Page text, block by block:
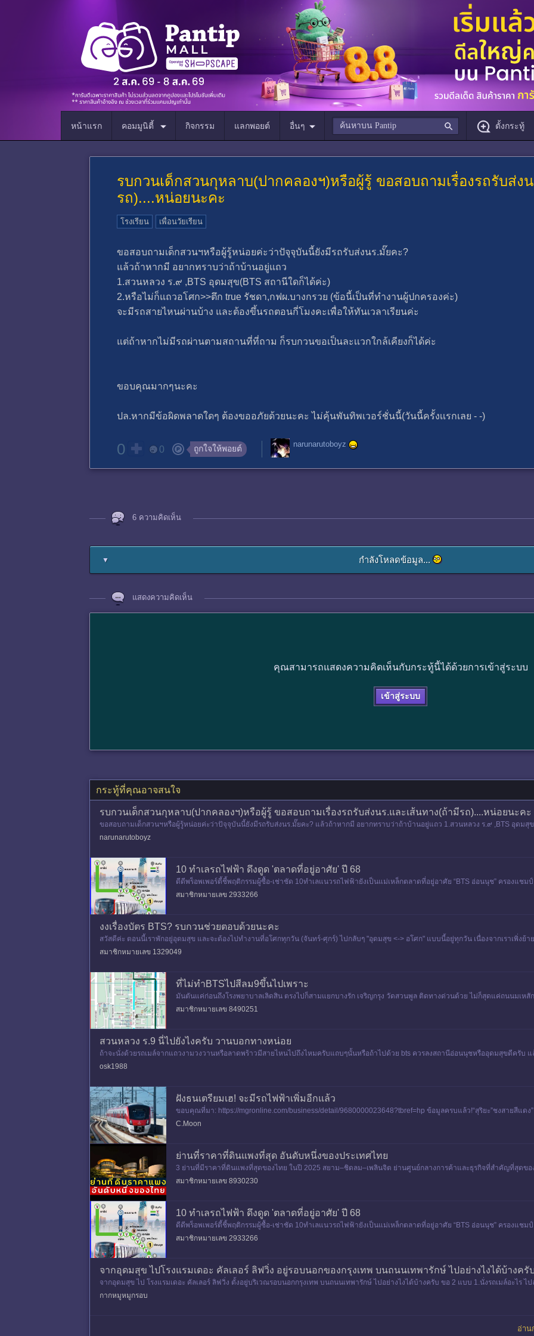
หน้าแรก คอมมูนิตี้ กิจกรรม แลกพอยต์ อื่นๆ ตั้งกระทู้
รบกวนเด็กสวนกุหลาบ(ปากคลองฯ)หรือผู้รู้ ขอสอบถามเรื่องรถรับส่ง
รถ)....หน่อยนะคะ
โรงเรียน เพื่อนวัยเรียน
ขอสอบถามเด็กสวนฯหรือผู้รู้หน่อยค่ะว่าปัจุจุบันนี้ยังมีรถรับส่งนร.มั๊ยคะ?
แล้วถ้าหากมี อยากทราบว่าถ้าบ้านอยู่แถว
1.สวนหลวง ร.๙ ,BTS อุดมสุข(BTS สถานีใดก็ได้ค่ะ)
2.หรือไม่ก็แถวอโศก>>ตึก true รัชดา,กฟผ.บางกรวย (ข้อนี้เป็นที่ทำงานผู้ปกครองค่ะ)
จะมีรถสายไหนผ่านบ้าง และต้องขึ้นรถตอนกี่โมงคะเพื่อให้ทันเวลาเรียนค่ะ
แต่ถ้าหากไม่มีรถผ่านตามสถานที่ที่ถาม ก็รบกวนขอเป็นละเเวกใกล้เคียงก็ได้ค่ะ
ขอบคุณมากๆนะคะ
ปล.หากมีข้อผิดพลาดใดๆ ต้องขออภัยด้วยนะคะ ไม่คุ้นพันทิพเวอร์ชั่นนี้(วันนี้ครั้งเเรกเลย - -)
0 0 ถูกใจให้พอยต์ narunarutoboyz
6 ความคิดเห็น
▼ กำลังโหลดข้อมูล...
แสดงความคิดเห็น
คุณสามารถแสดงความคิดเห็นกับกระทู้นี้ได้ด้วยการเข้าสู่ระบบ
เข้าสู่ระบบ
กระทู้ที่คุณอาจสนใจ
รบกวนเด็กสวนกุหลาบ(ปากคลองฯ)หรือผู้รู้ ขอสอบถามเรื่องรถรับส่งนร.และเส้นทาง(ถ้ามีรถ)....หน่อยนะคะ
ขอสอบถามเด็กสวนฯหรือผู้รู้หน่อยค่ะว่าปัจุจุบันนี้ยังมีรถรับส่งนร.มั๊ยคะ? แล้วถ้าหากมี อยากทราบว่าถ้าบ้านอยู่แถว 1.สวนหลวง ร.๙ ,BTS อุดมสุ
ชด
narunarutoboyz
10 ทำเลรถไฟฟ้า ดึงดูด 'ตลาดที่อยู่อาศัย' ปี 68
ดีดีพร็อพเพอร์ตี้ชี้พฤติกรรมผู้ซื้อ-เช่าชัด 10ทำเลแนวรถไฟฟ้ายังเป็นแม่เหล็กตลาดที่อยู่อาศัย “BTS อ่อนนุช” ครองแช
ดับ 1 ของทำเลแนวรถไ
สมาชิกหมายเลข 2933266
งงเรื่องบัตร BTS? รบกวนช่วยตอบด้วยนะคะ
สวัสดีค่ะ ตอนนี้เราพักอยู่อุดมสุข และจะต้องไปทำงานที่อโศกทุกวัน (จันทร์-ศุกร์) ไปกลับๆ "อุดมสุข <-> อโศก" แบบนี้อยู่ทุกวัน เนื่องจากเราเพิ่งย้า
สมาชิกหมายเลข 1329049
ที่ไม่ทำBTSไปสีลม9ขึ้นไปเพราะ
มันตันแค่ก่อนถึงโรงพยาบาลเลิดสิน ตรงไปก็สามแยกบางรัก เจริญกรุง วัดสวนพูล ติดทางด่วนด้วย ไม่ก็สุดแค่ถนนมเห
ง ต้นไม้เกาะกลางถนน อาคาร บ้าน
สมาชิกหมายเลข 8490251
สวนหลวง ร.9 นี่ไปยังไงครับ วานบอกทางหน่อย
ถ้าจะนั่งด้วยรถเมล์จากแถวงามวงวานหรือลาดพร้าวมีสายไหนไปถึงไหมครับแถบๆนั้นหรือถ้าไปด้วย bts ควรลงสถานีอ่อนนุชหรืออุดมสุขดีครับ
อแถวนั้นพอมีรถ 2 แถวส่ง
osk1988
ฝังธนเตรียมเฮ! จะมีรถไฟฟ้าเพิ่มอีกแล้ว
ขอบคุณที่มา: https://mgronline.com/business/detail/9680000023648?tbref=hp ข้อมูลครบแล้ว!“สุริยะ”ชงสายสีแด
ม.ย. “ส
C.Moon
ย่านที่ราคาที่ดินแพงที่สุด อันดับหนึ่งของประเทศไทย
3 ย่านที่มีราคาที่ดินแพงที่สุดของไทย ในปี 2025 สยาม–ชิดลม–เพลินจิต ย่านศูนย์กลางการค้าและธุรกิจที่สำคัญที่สุดข
ดเอ โรงแรมหรู และโครงการมิกซ์
สมาชิกหมายเลข 8930230
10 ทำเลรถไฟฟ้า ดึงดูด 'ตลาดที่อยู่อาศัย' ปี 68
ดีดีพร็อพเพอร์ตี้ชี้พฤติกรรมผู้ซื้อ-เช่าชัด 10ทำเลแนวรถไฟฟ้ายังเป็นแม่เหล็กตลาดที่อยู่อาศัย “BTS อ่อนนุช” ครองแช
ดับ 1 ของทำเลแนวรถไ
สมาชิกหมายเลข 2933266
จากอุดมสุข ไปโรงแรมเดอะ คัลเลอร์ ลิฟวิ่ง อยู่รอบนอกของกรุงเทพ บนถนนเทพารักษ์ ไปอย่างไงได้บ้างครั
จากอุดมสุข ไป โรงแรมเดอะ คัลเลอร์ ลิฟวิ่ง ตั้งอยู่บริเวณรอบนอกกรุงเทพ บนถนนเทพารักษ์ ไปอย่างไงได้บ้างครับ ขอ 2 แบบ 1.นั่งรถเมล์อะไร ไ
ปลงสถานีไหน แล้
กากหมูหมูกรอบ
อ่า